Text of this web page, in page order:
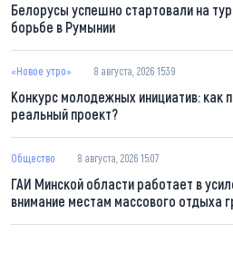
Белорусы успешно стартовали на
борьбе в Румынии
«Новое утро» 8 августа, 2026 15:39
Конкурс молодежных инициатив: как
реальный проект?
Общество 8 августа, 2026 15:07
ГАИ Минской области работает в
внимание местам массового отдыха